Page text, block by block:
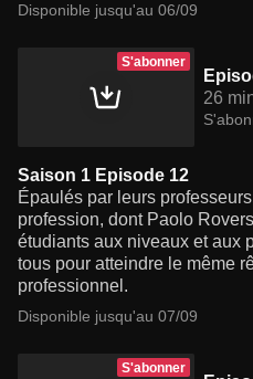
Disponible jusqu'au 06/09
S'abonner
26
Saison 1 Episode 12
Épaulés par leurs
profession, dont Paolo
étudiants aux niveaux et aux
tous pour atteindre le même
professionnel.
Disponible jusqu'au 07/09
S'abonner